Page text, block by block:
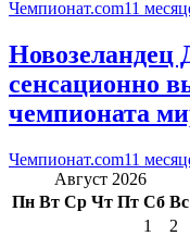
Чемпионат.com11
сенсационно
чемпионата
Чемпионат.com11
Август 2026
Пн Вт Ср Чт Пт Сб Вс
1
2